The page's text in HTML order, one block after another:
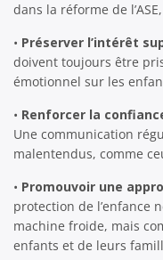
dans la réforme de
• Préserver l’intérêt
doivent toujours être
émotionnel sur les
• Renforcer la
Une communication
malentendus, comme
• Promouvoir une
protection de l’enfance
machine froide, mais
enfants et de leurs